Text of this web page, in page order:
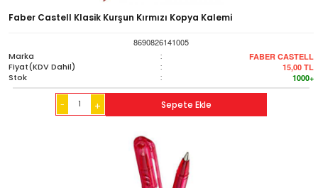
Faber Castell Klasik Kurşun Kırmızı Kopya Kalemi
8690826141005
Marka
: FABER CASTELL
Fiyat(KDV Dahil) : 15,00 TL
Stok : 1000+
- + Sepete Ekle